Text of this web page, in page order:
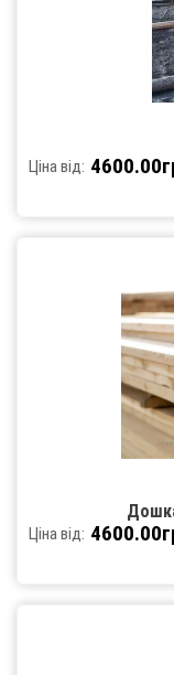
Ціна від:
Ціна від: